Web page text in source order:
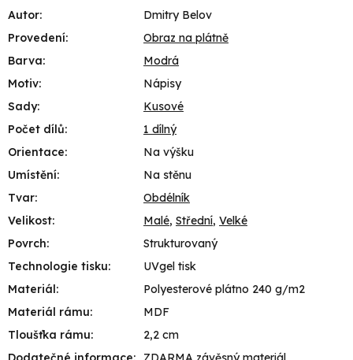
Autor:
Dmitry Belov
Provedení:
Obraz na plátně
Barva:
Modrá
Motiv:
Nápisy
Sady:
Kusové
Počet dílů:
1 dílný
Orientace:
Na výšku
Umístění:
Na stěnu
Tvar:
Obdélník
Velikost: Malé, Střední, Velké
Povrch:
Strukturovaný
Technologie tisku:
UVgel tisk
Materiál:
Polyesterové plátno 240 g/m2
Materiál rámu:
MDF
Tloušťka rámu:
2,2 cm